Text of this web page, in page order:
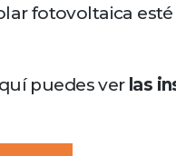
fotovoltaica
puedes ver las